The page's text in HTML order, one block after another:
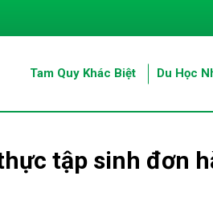
Tam Quy Khác Biệt Du Học
tập sinh đơn